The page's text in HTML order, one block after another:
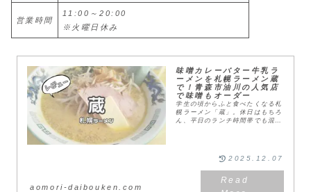
営業時間
11:00～20:00
※火曜日休み
味噌カレーバター牛乳ラ
ーメンを札幌ラーメン蔵
で！青森市油川の人気店
で味噌もオーダー
学生の頃からふと食べたくなる札
幌ラーメン「蔵」。休日はもちろ
ん、平日のランチ時間帯でも混雑
牛乳ラーメン発祥の店...
aomori-daibouken.com
2025.12.07